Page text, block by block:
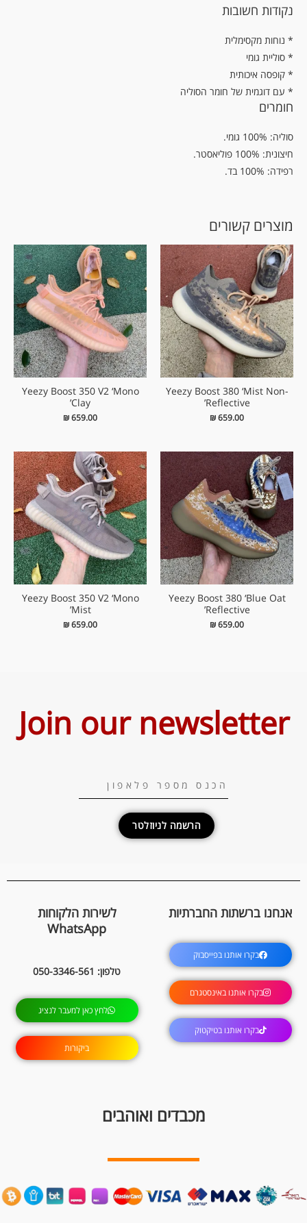
נקודות חשובות
נוחות מקסימלית *
* סוליית גומי
* קופסה איכותית
* עם דוגמית של חומר הסוליה
חומרים
סוליה: 100% גומי.
חיצונית: 100% פוליאסטר.
רפידה: 100% בד.
מוצרים קשורים
Yeezy Boost 380 ‘Mist Non-
Reflective’
₪659.00
Yeezy Boost 350 V2 ‘Mono
Clay’
₪659.00
Yeezy Boost 380 ‘Blue Oat
Reflective’
₪659.00
Yeezy Boost 350 V2 ‘Mono
Mist’
₪659.00
Join our newsletter
הרשמה לניוזלטר
אנחנו ברשתות החברתיות
בקרו אותנו בפייסבוק
בקרו אותנו באינסטגרם
בקרו אותנו בטיקטוק
לשירות הלקוחות
WhatsApp
טלפון: 050-3346-561
לחץ כאן למעבר לנציג
ביקורות
מכבדים ואוהבים